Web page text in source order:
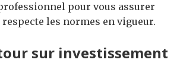
pour vous assurer
les normes en vigueur.
sur investissement